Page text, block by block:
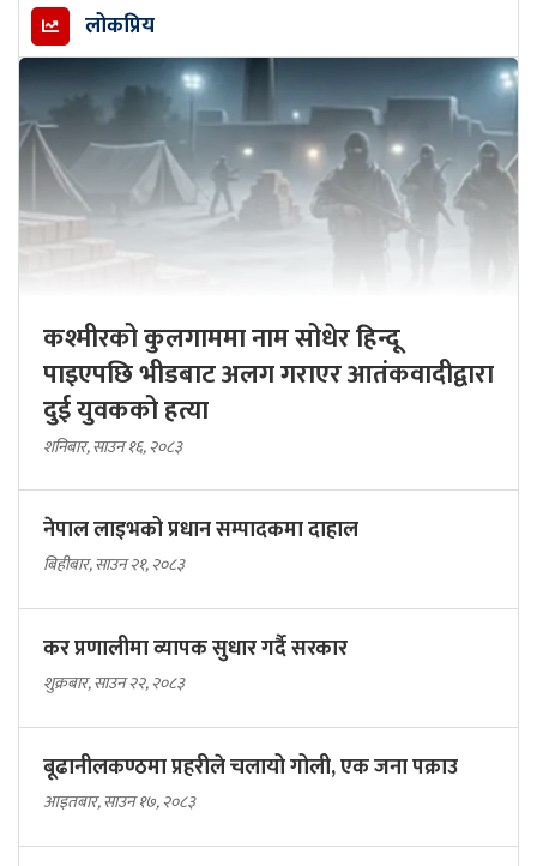
लोकप्रिय
कश्मीरको कुलगाममा नाम सोधेर हिन्दू
पाइएपछि भीडबाट अलग गराएर आतंकवादीद्वारा
दुई युवकको हत्या
शनिबार, साउन १६, २०८३
नेपाल लाइभको प्रधान सम्पादकमा दाहाल
बिहीबार, साउन २१, २०८३
कर प्रणालीमा व्यापक सुधार गर्दै सरकार
शुक्रबार, साउन २२, २०८३
बूढानीलकण्ठमा प्रहरीले चलायो गोली, एक जना पक्राउ
आइतबार, साउन १७, २०८३